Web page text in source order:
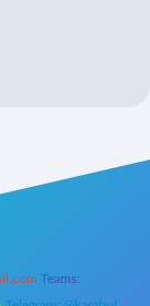
Teams: